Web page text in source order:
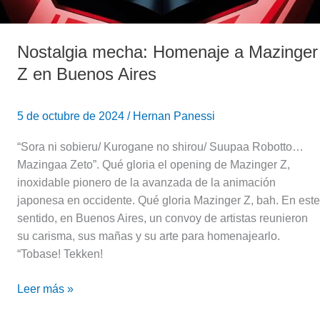
Nostalgia mecha: Homenaje a Mazinger
Z en Buenos Aires
5 de octubre de 2024 / Hernan Panessi
“Sora ni sobieru/ Kurogane no shirou/ Suupaa Robotto…
Mazingaa Zeto”. Qué gloria el opening de Mazinger Z,
inoxidable pionero de la avanzada de la animación
japonesa en occidente. Qué gloria Mazinger Z, bah. En este
sentido, en Buenos Aires, un convoy de artistas reunieron
su carisma, sus mañas y su arte para homenajearlo.
“Tobase! Tekken!
Leer más »